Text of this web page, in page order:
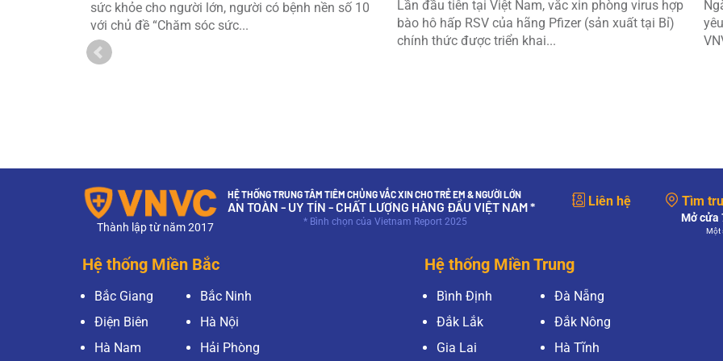
sức khỏe cho người lớn, người có bệnh nền số 10
với chủ đề “Chăm sóc sức...
Lần đầu tiên tại Việt Nam, vắc xin phòng virus hợp
bào hô hấp RSV của hãng Pfizer (sản xuất tại Bỉ)
chính thức được triển khai...
Thành lập từ năm 2017
HỆ THỐNG TRUNG TÂM TIÊM CHỦNG VẮC XIN CHO TRẺ EM & NGƯỜI LỚN
AN TOÀN - UY TÍN - CHẤT LƯỢNG HÀNG ĐẦU VIỆT NAM *
* Bình chọn của Vietnam Report 2025
Liên hệ Tìm
Mở cửa
Một
Hệ thống Miền Bắc
Bắc Giang
Bắc Ninh
Điện Biên
Hà Nội
Hà Nam
Hải Phòng
Hệ thống Miền Trung
Bình Định
Đà Nẵng
Đắk Lắk
Đắk Nông
Gia Lai
Hà Tĩnh